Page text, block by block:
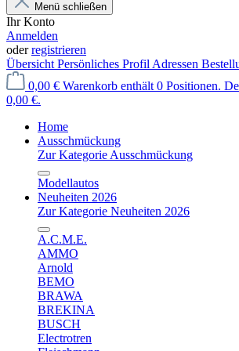
Menü schließen
Ihr Konto
Anmelden
oderregistrieren
Übersicht Persönliches Profil Adressen
0,00 € Warenkorb enthält 0 Positionen.
0,00 €.
Home
Ausschmückung
Zur Kategorie Ausschmückung
Modellautos
Neuheiten 2026
Zur Kategorie Neuheiten 2026
A.C.M.E.
AMMO
Arnold
BEMO
BRAWA
BREKINA
BUSCH
Electrotren